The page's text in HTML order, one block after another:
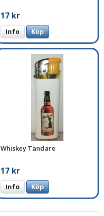
17 kr
Info Köp
Whiskey Tändare
17 kr
Info Köp